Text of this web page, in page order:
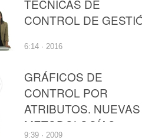
TÉCNICAS DE
CONTROL DE
6:14 · 2016
GRÁFICOS DE
CONTROL POR
ATRIBUTOS. NUEVAS
METODOLOGÍAS
9:39 · 2009